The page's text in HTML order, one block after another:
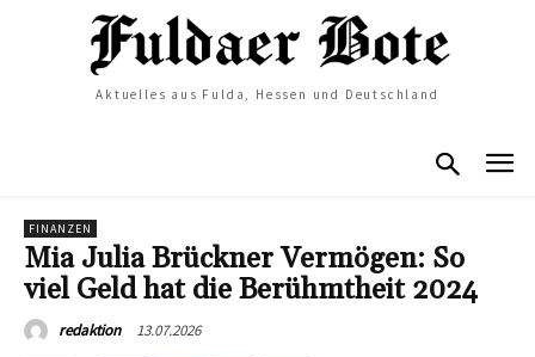
Aktuelles aus Fulda, Hessen und Deutschland
FINANZEN
Mia Julia Brückner Vermögen: So
viel Geld hat die Berühmtheit 2024
redaktion 13.07.2026